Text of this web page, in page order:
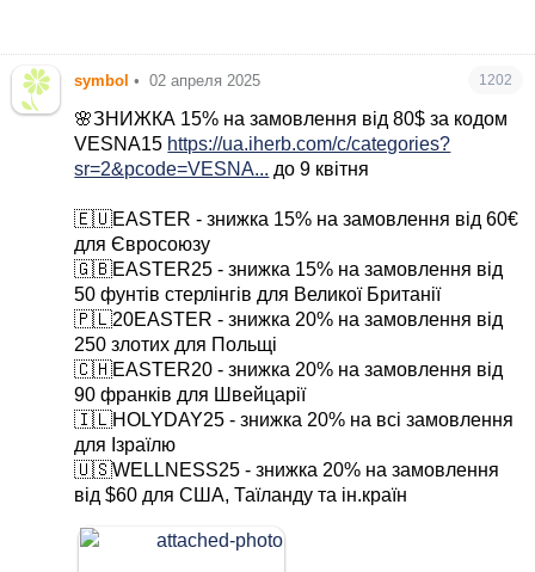
symbol • 02 апреля 2025 1202
🌸ЗНИЖКА 15% на замовлення від 80$ за кодом
VESNA15 https://ua.iherb.com/c/categories?
sr=2&pcode=VESNA... до 9 квітня
🇪🇺EASTER - знижка 15% на замовлення від 60€
для Євросоюзу
🇬🇧EASTER25 - знижка 15% на замовлення від
50 фунтів стерлінгів для Великої Британії
🇵🇱20EASTER - знижка 20% на замовлення від
250 злотих для Польщі
🇨🇭EASTER20 - знижка 20% на замовлення від
90 франків для Швейцарії
🇮🇱HOLYDAY25 - знижка 20% на всі замовлення
для Ізраїлю
🇺🇸WELLNESS25 - знижка 20% на замовлення
від $60 для США, Таїланду та ін.країн